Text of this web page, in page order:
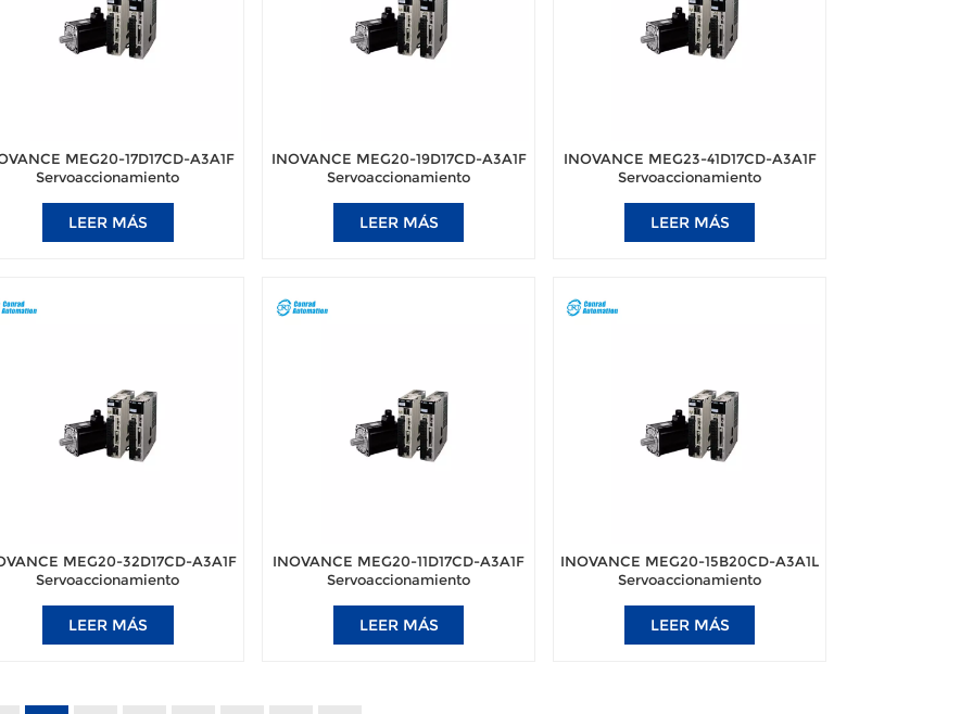
MEG20-17D17CD-A3A1F
Servoaccionamiento
moldeo por inyección
LEER MÁS
INOVANCE MEG20-19D17CD-A3A1F
Servoaccionamiento
moldeo por inyección
LEER MÁS
INOVANCE MEG23-41D17CD-A3A1F
Servoaccionamiento
moldeo por inyección
LEER MÁS
MEG20-32D17CD-A3A1F
Servoaccionamiento
moldeo por inyección
LEER MÁS
INOVANCE MEG20-11D17CD-A3A1F
Servoaccionamiento
moldeo por inyección
LEER MÁS
INOVANCE MEG20-15B20CD-A3A1L
Servoaccionamiento
moldeo por inyección
LEER MÁS